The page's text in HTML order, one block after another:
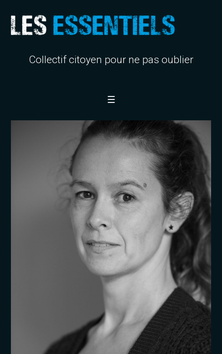
Collectif citoyen pour ne pas oublier
☰